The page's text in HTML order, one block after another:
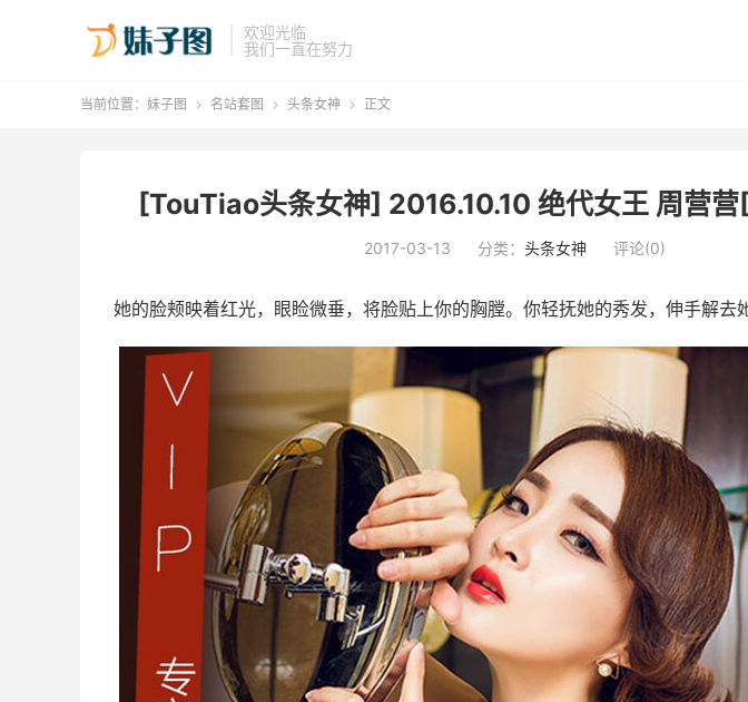
欢迎光临
我们一直在努力
当前位置： 妹子图  名站套图  头条女神  正文
[TouTiao头条女神] 2016.10.10 绝代女王 周营
2017-03-13 分类： 头条女神 评论(0)
她的脸颊映着红光，眼睑微垂，将脸贴上你的胸膛。你轻抚她的秀发，伸手解去